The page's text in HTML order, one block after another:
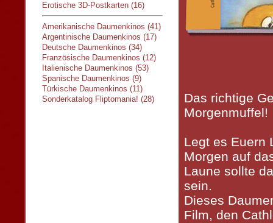
Erotische 3D-Postkarten (16)
Amerikanische Daumenkinos (41)
Argentinische Daumenkinos (17)
Deutsche Daumenkinos (34)
Französische Daumenkinos (12)
Italienische Daumenkinos (53)
Spanische Daumenkinos (9)
Türkische Daumenkinos (11)
Sonderkatalog Fliptomania! (28)
Das richtige
Morgenmuffel!
Legt es Euern
Morgen auf
Laune sollte
sein.
Dieses
Film, den